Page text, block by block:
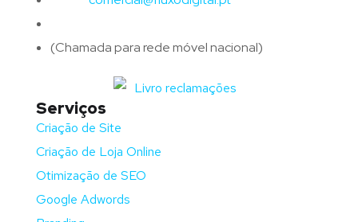
(Chamada para rede móvel nacional)
Serviços
Criação de Site
Criação de Loja Online
Otimização de SEO
Google Adwords